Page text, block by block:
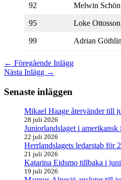
92 Melwin Schön
95 Loke Ottosson
99 Adrian
← Föregående Inlägg
Nästa Inlägg →
Senaste inläggen
Mikael Haage återvänder till
28 juli 2026
Juniorlandslaget i
22 juli 2026
Herrlandslagets ledarstab för
21 juli 2026
Katarina Eidsmo tillbaka i
19 juli 2026